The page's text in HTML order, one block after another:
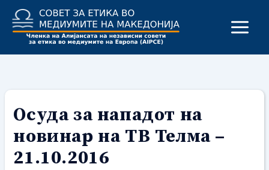
content
Осуда за нападот на
новинар на ТВ Телма –
21.10.2016